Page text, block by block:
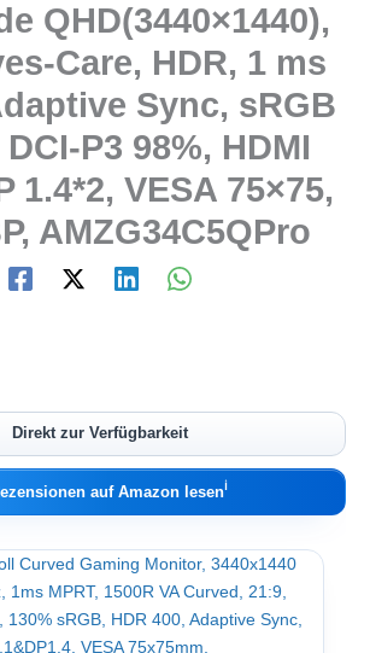
QHD(3440×1440),
Care, HDR, 1 ms
Sync, sRGB
DCI-P3 98%, HDMI
1.4*2, VESA 75×75,
AMZG34C5QPro
Direkt zur Verfügbarkeit
auf Amazon lesenℹ︎